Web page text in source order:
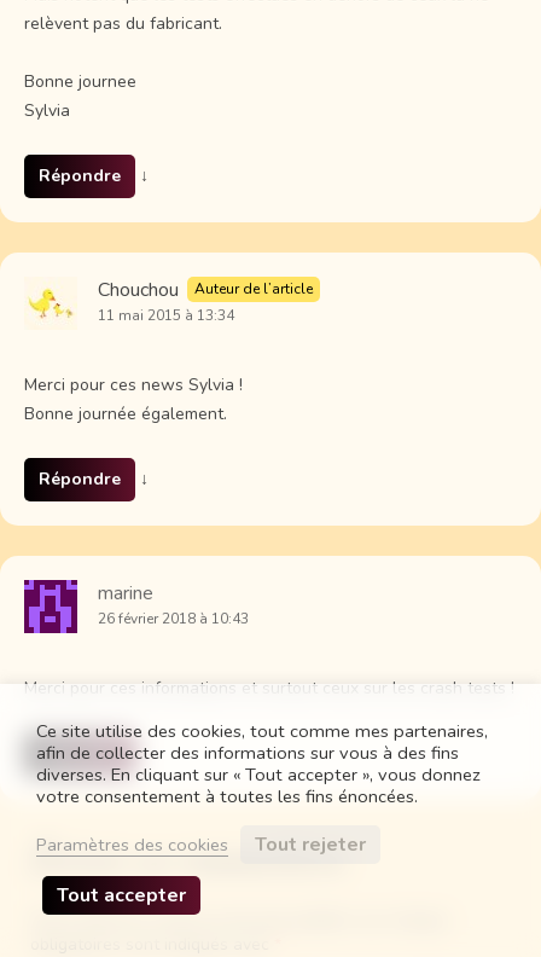
relèvent pas du fabricant.
Bonne journee
Sylvia
Répondre ↓
Chouchou
Auteur de l’article
11 mai 2015 à 13:34
Merci pour ces news Sylvia !
Bonne journée également.
Répondre ↓
marine
26 février 2018 à 10:43
Merci pour ces informations et surtout ceux sur les crash tests !
Répondre ↓
Laisser un commentaire
Votre adresse e-mail ne sera pas publiée.
Ce site utilise des cookies, tout comme mes partenaires,
afin de collecter des informations sur vous à des fins
diverses. En cliquant sur « Tout accepter », vous donnez
votre consentement à toutes les fins énoncées.
Paramètres des cookies
Tout rejeter
Tout accepter